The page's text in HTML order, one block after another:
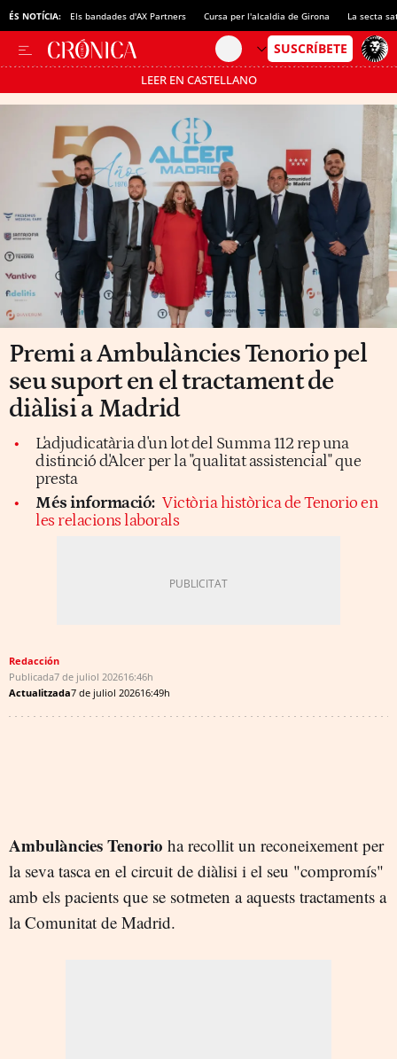
ÉS NOTÍCIA: Els bandades d'AX Partners Cursa per l'alcaldia de Girona La secta
LEER EN CASTELLANO
Passa’t al mode estalvi
Premi a Ambulàncies Tenorio pel
seu suport en el tractament de
diàlisi a Madrid
L'adjudicatària d'un lot del Summa 112 rep una
distinció d'Alcer per la "qualitat assistencial" que
presta
Més informació: Victòria històrica de Tenorio en
les relacions laborals
Redacción
Publicada7 de juliol 202616:46h
Actualitzada7 de juliol 202616:49h
Ambulàncies Tenorio ha recollit un reconeixement per
la seva tasca en el circuit de diàlisi i el seu "compromís"
amb els pacients que se sotmeten a aquests tractaments a
la Comunitat de Madrid.